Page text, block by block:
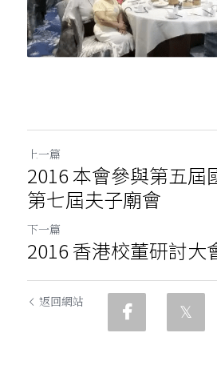
上一篇
2016 本會參與第五屆
第七屆夫子廟會
下一篇
2016 香港校董研討大
返回網站